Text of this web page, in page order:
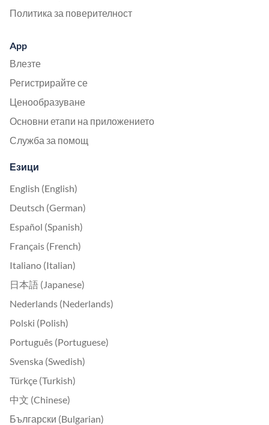
Политика за поверителност
App
Влезте
Регистрирайте се
Ценообразуване
Основни етапи на приложението
Служба за помощ
Езици
English (English)
Deutsch (German)
Español (Spanish)
Français (French)
Italiano (Italian)
日本語 (Japanese)
Nederlands (Nederlands)
Polski (Polish)
Português (Portuguese)
Svenska (Swedish)
Türkçe (Turkish)
中文 (Chinese)
Български (Bulgarian)